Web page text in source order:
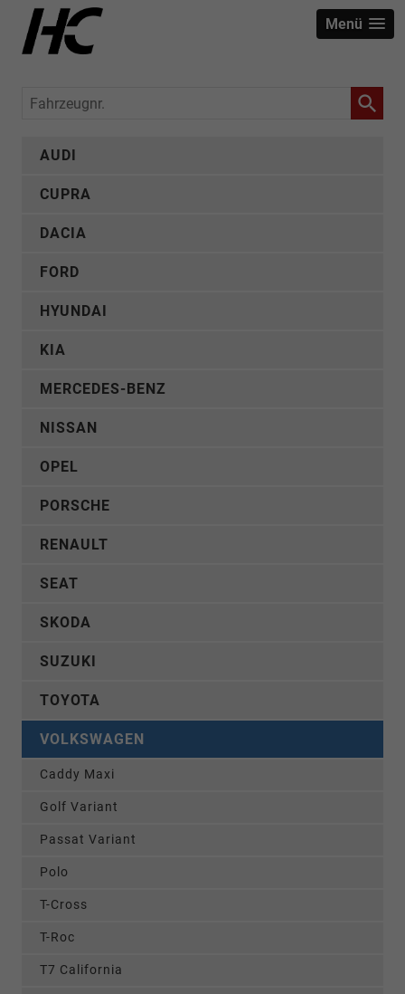
Menü
Fahrzeugnr.
AUDI
CUPRA
DACIA
FORD
HYUNDAI
KIA
MERCEDES-BENZ
NISSAN
OPEL
PORSCHE
RENAULT
SEAT
SKODA
SUZUKI
TOYOTA
VOLKSWAGEN
Caddy Maxi
Golf Variant
Passat Variant
Polo
T-Cross
T-Roc
T7 California